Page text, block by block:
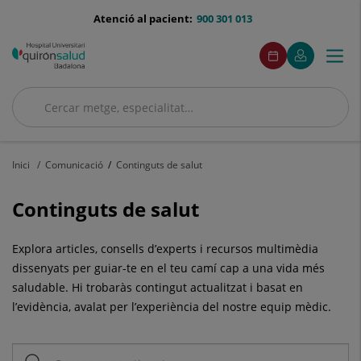
menu-
900 301 013
Atenció al pacient:
Cercar
Cercar
menuAcceso
Demaneu
cita
Aquest
enllaç
s'obrirà
una
El
meu
Aquest
enllaç
s'obrirà
una
finestra
Menú
Inici Comunicació Continguts de salut
Continguts de salut
Explora articles, consells d’experts i recursos multimèdia
dissenyats per guiar-te en el teu camí cap a una vida més
saludable. Hi trobaràs contingut actualitzat i basat en
l’evidència, avalat per l’experiència del nostre equip mèdic.